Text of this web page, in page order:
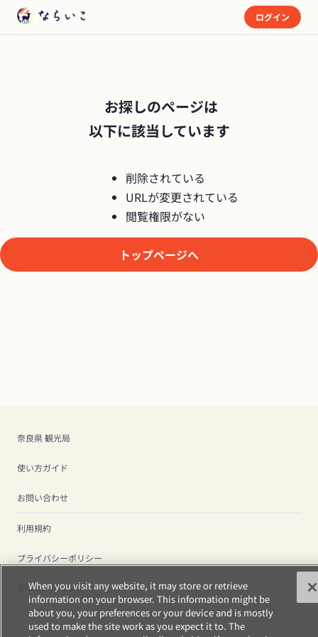
ログイン
以下に該当しています
削除されている
URLが変更されている
閲覧権限がない
トップページへ
奈良県 観光局
使い方ガイド
お問い合わせ
利用規約
プライバシーポリシー
クッキーについて
When you visit any website, it may store or retrieve
information on your browser. This information might be
about you, your preferences or your device and is mostly
used to make the site work as you expect it to. The